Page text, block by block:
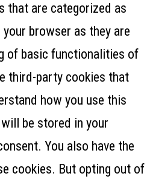
that are categorized as
browser as they are
of basic functionalities of
third-party cookies that
how you use this
be stored in your
You also have the
cookies. But opting out of